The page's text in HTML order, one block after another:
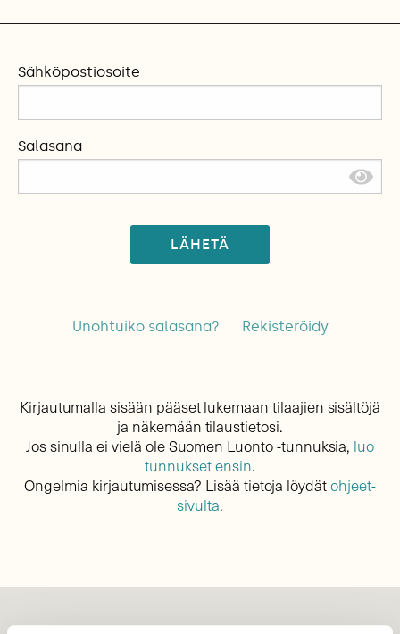
Sähköpostiosoite
Salasana
LÄHETÄ
Unohtuiko salasana? Rekisteröidy
Kirjautumalla sisään pääset lukemaan tilaajien sisältöjä
ja näkemään tilaustietosi.
Jos sinulla ei vielä ole Suomen Luonto -tunnuksia, luo
tunnukset ensin.
Ongelmia kirjautumisessa? Lisää tietoja löydätohjeet-
sivulta.